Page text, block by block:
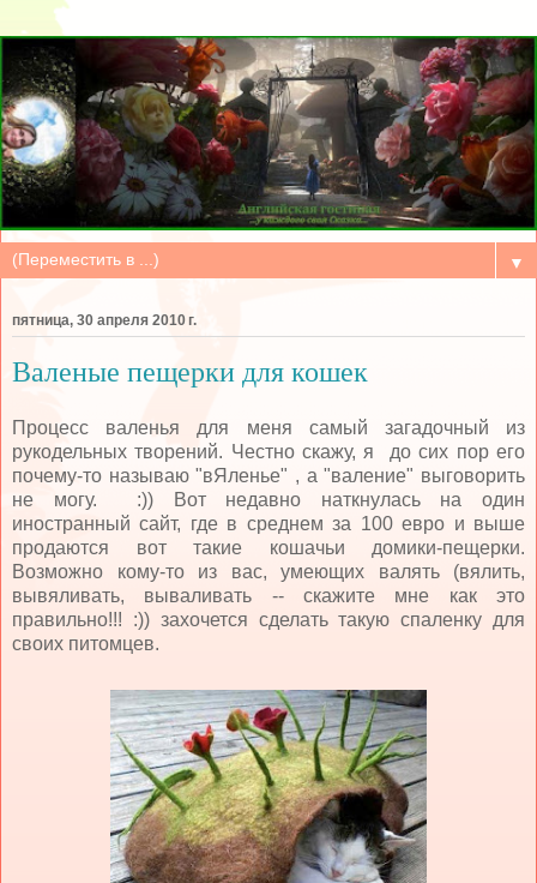
▼
пятница, 30 апреля 2010 г.
Валеные пещерки для кошек
Процесс валенья для меня самый загадочный из
рукодельных творений. Честно скажу, я до сих пор его
почему-то называю "вЯленье" , а "валение" выговорить
не могу. :)) Вот недавно наткнулась на один
иностранный сайт, где в среднем за 100 евро и выше
продаются вот такие кошачьи домики-пещерки.
Возможно кому-то из вас, умеющих валять (вялить,
вывяливать, вываливать -- скажите мне как это
правильно!!! :)) захочется сделать такую спаленку для
своих питомцев.